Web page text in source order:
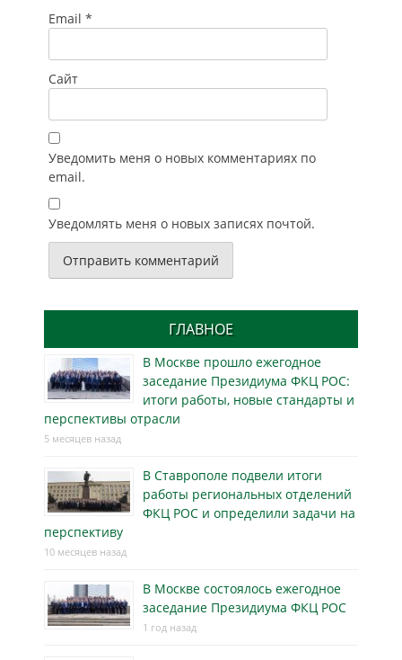
Email *
Сайт
Уведомить меня о новых комментариях по
email.
Уведомлять меня о новых записях почтой.
ГЛАВНОЕ
В Москве прошло ежегодное
заседание Президиума ФКЦ РОС:
итоги работы, новые стандарты и
перспективы отрасли
5 месяцев назад
В Ставрополе подвели итоги
работы региональных отделений
ФКЦ РОС и определили задачи на
перспективу
10 месяцев назад
В Москве состоялось ежегодное
заседание Президиума ФКЦ РОС
1 год назад